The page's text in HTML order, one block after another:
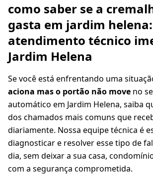
como saber se a
gasta em jardim helena:
atendimento técnico
Jardim Helena
Se você está enfrentando uma
aciona mas o portão não move no
automático em Jardim Helena, saiba
dos chamados mais comuns que
diariamente. Nossa equipe técnica é
diagnosticar e resolver esse tipo de
dia, sem deixar a sua casa,
com a segurança comprometida.